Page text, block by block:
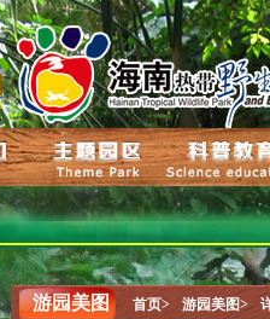
游园美图 首页> 游园美图>